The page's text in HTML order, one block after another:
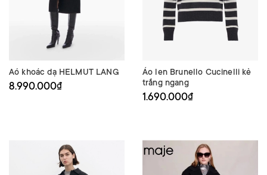
Aó khoác dạ HELMUT LANG
8.990.000₫
Áo len Brunello Cucinelli kẻ
trắng ngang
1.690.000₫